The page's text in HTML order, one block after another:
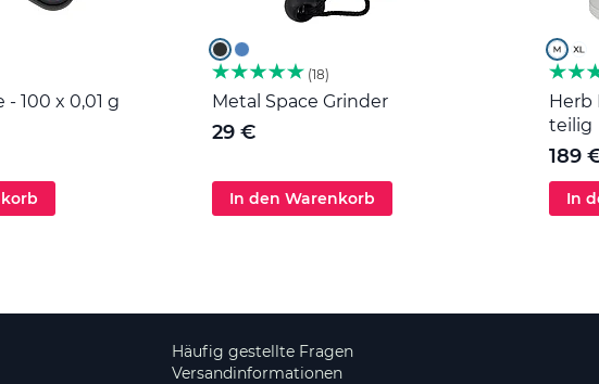
100 x 0,01 g
18
Metal Space Grinder
29 €
In den Warenkorb
Herb
teilig
189
In
Häufig gestellte Fragen
Versandinformationen